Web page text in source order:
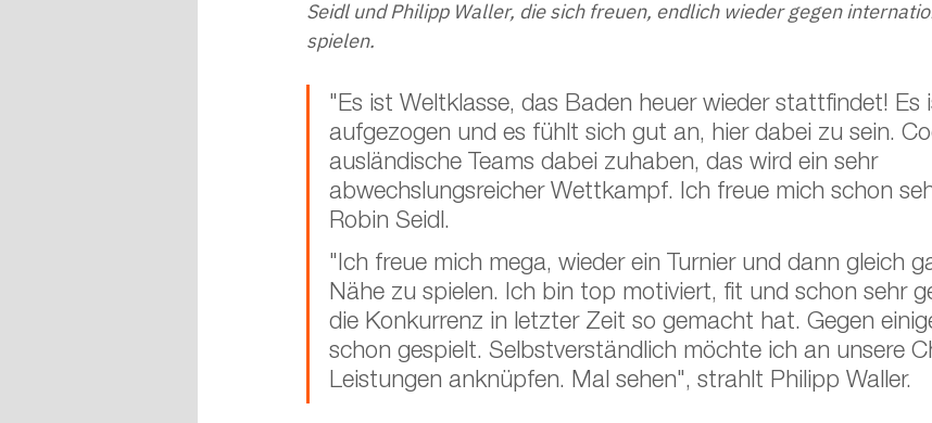
Seidl und Philipp Waller, die sich freuen, endlich wieder gegen
spielen.
"Es ist Weltklasse, das Baden heuer wieder stattfindet! Es
aufgezogen und es fühlt sich gut an, hier dabei zu sein.
ausländische Teams dabei zuhaben, das wird ein sehr
abwechslungsreicher Wettkampf. Ich freue mich schon
Robin Seidl.
"Ich freue mich mega, wieder ein Turnier und dann gleich
Nähe zu spielen. Ich bin top motiviert, fit und schon sehr
die Konkurrenz in letzter Zeit so gemacht hat. Gegen
schon gespielt. Selbstverständlich möchte ich an unsere
Leistungen anknüpfen. Mal sehen", strahlt Philipp Waller.